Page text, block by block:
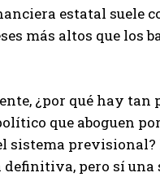
estatal suele
más altos que los
¿por qué hay tan
que aboguen por
sistema previsional?
definitiva, pero sí una